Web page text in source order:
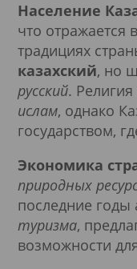
Население
что отражается
традициях
казахский, но
русский.
ислам, однако
государством,
Экономика
природных
последние годы
туризма,
возможности